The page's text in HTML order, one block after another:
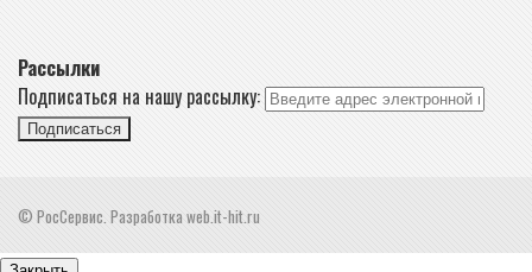
Рассылки
Подписаться на нашу рассылку:
Подписаться
© РосСервис. Разработка web.it-hit.ru